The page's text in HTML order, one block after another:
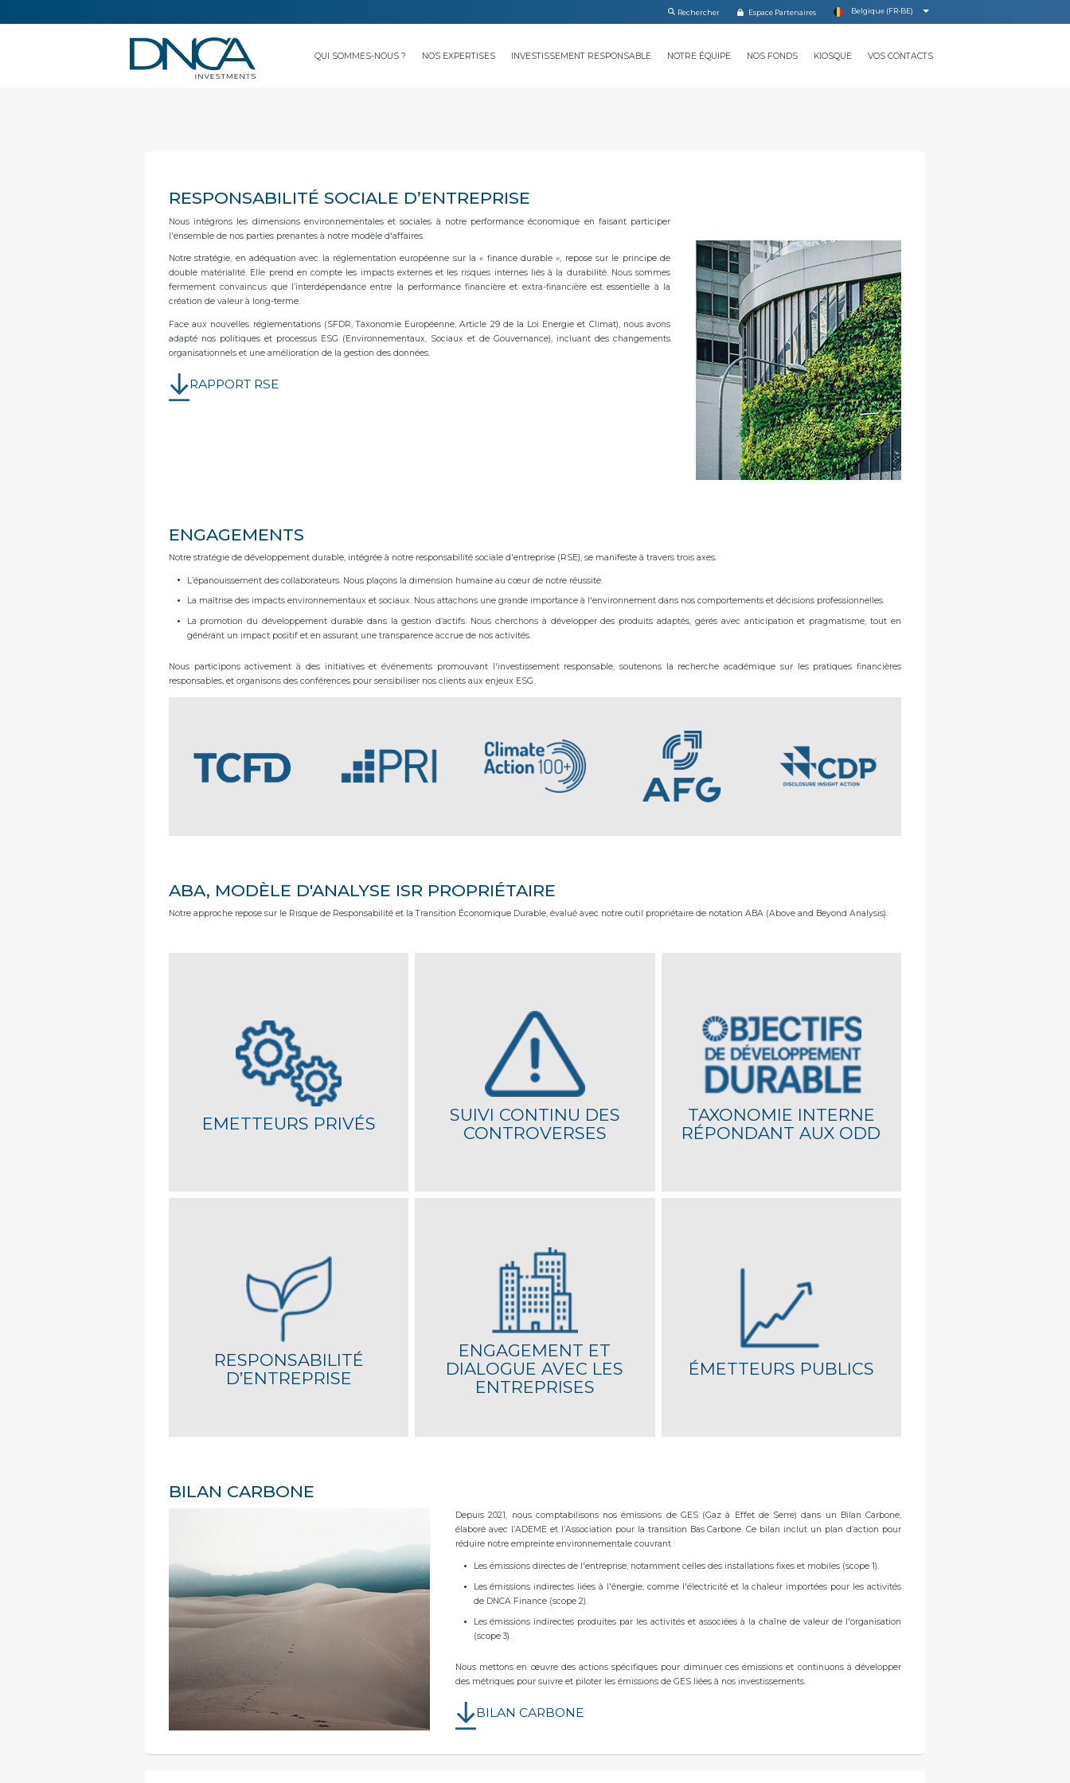
Espace Partenaires Belgique (FR-BE)
QUI SOMMES-NOUS ? NOS EXPERTISES INVESTISSEMENT RESPONSABLE NOTRE ÉQUIPE NOS FONDS KIOSQUE VOS CONTACTS
RESPONSABILITÉ SOCIALE D’ENTREPRISE
Nous intégrons les dimensions environnementales et sociales à notre performance économique en faisant participer
l'ensemble de nos parties prenantes à notre modèle d'affaires.
Notre stratégie, en adéquation avec la réglementation européenne sur la « finance durable », repose sur le principe de
double matérialité. Elle prend en compte les impacts externes et les risques internes liés à la durabilité. Nous sommes
fermement convaincus que l’interdépendance entre la performance financière et extra-financière est essentielle à la
création de valeur à long-terme.
Face aux nouvelles réglementations (SFDR, Taxonomie Européenne, Article 29 de la Loi Energie et Climat), nous avons
adapté nos politiques et processus ESG (Environnementaux, Sociaux et de Gouvernance), incluant des changements
organisationnels et une amélioration de la gestion des données.
RAPPORT RSE
ENGAGEMENTS
Notre stratégie de développement durable, intégrée à notre responsabilité sociale d'entreprise (RSE), se manifeste à travers trois axes.
L’épanouissement des collaborateurs. Nous plaçons la dimension humaine au cœur de notre réussite.
La maîtrise des impacts environnementaux et sociaux. Nous attachons une grande importance à l'environnement dans nos comportements et décisions professionnelles.
La promotion du développement durable dans la gestion d’actifs. Nous cherchons à développer des produits adaptés, gérés avec anticipation et pragmatisme, tout en
générant un impact positif et en assurant une transparence accrue de nos activités.
Nous participons activement à des initiatives et événements promouvant l'investissement responsable, soutenons la recherche académique sur les pratiques financières
responsables, et organisons des conférences pour sensibiliser nos clients aux enjeux ESG.
ABA, MODÈLE D'ANALYSE ISR PROPRIÉTAIRE
Notre approche repose sur le Risque de Responsabilité et la Transition Économique Durable, évalué avec notre outil propriétaire de notation ABA (Above and Beyond Analysis).
EMETTEURS PRIVÉS
l’évaluation rigoureuse des risques et opportunités
des entreprises, complétée par des échanges avec
les dirigeants et des visites de terrain.
SUIVI CONTINU DES
CONTROVERSES
TAXONOMIE INTERNE
RÉPONDANT AUX ODD
entreprises qui favorisent la transition durable et
évaluent leur contribution, en analysant le chiffre
d’affaires lié aux enjeux de développement durable.
RESPONSABILITÉ
D’ENTREPRISE
ENGAGEMENT ET
DIALOGUE AVEC LES
ENTREPRISES
échanges réguliers sur la responsabilité et la
transition durable et un engagement actif en tant
qu'actionnaires lors des Assemblées Générales.
ÉMETTEURS PUBLICS
BILAN CARBONE
Depuis 2021, nous comptabilisons nos émissions de GES (Gaz à Effet de Serre) dans un Bilan Carbone,
élaboré avec l’ADEME et l’Association pour la transition Bas Carbone. Ce bilan inclut un plan d’action pour
réduire notre empreinte environnementale couvrant :
Les émissions directes de l'entreprise, notamment celles des installations fixes et mobiles (scope 1).
Les émissions indirectes liées à l'énergie, comme l'électricité et la chaleur importées pour les activités
de DNCA Finance (scope 2).
Les émissions indirectes produites par les activités et associées à la chaîne de valeur de l'organisation
(scope 3).
Nous mettons en œuvre des actions spécifiques pour diminuer ces émissions et continuons à développer
des métriques pour suivre et piloter les émissions de GES liées à nos investissements.
BILAN CARBONE